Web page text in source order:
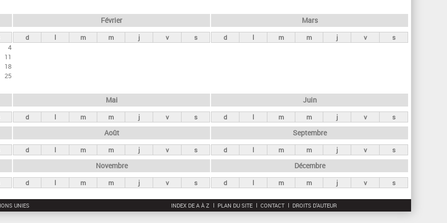
r
c
4
11
18
25
Février
d l m m j v s
Mars
d l m m j v s
Mai
d l m m j v s
Juin
d l m m j v s
Août
d l m m j v s
Septembre
d l m m j v s
Novembre
d l m m j v s
Décembre
d l m m j v s
UNIES INDEX DE A À Z PLAN DU SITE CONTACT DROITS D'AUTEUR